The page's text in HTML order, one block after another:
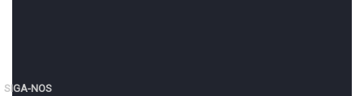
SIGA-NOS